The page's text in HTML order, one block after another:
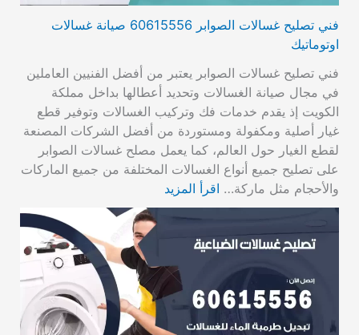
فني تصليح غسالات الصوابر 60615556 صيانة غسالات
اوتوماتيك
فني تصليح غسالات الصوابر يعتبر من أفضل الفنيين العاملين
في مجال صيانة الغسالات وتحديد أعطالها بداخل مملكة
الكويت إذ يقدم خدمات فك وتركيب الغسالات وتوفير قطع
غيار أصلية ومكفولة ومستوردة من أفضل الشركات المصنعة
لقطع الغيار حول العالم، كما يعمل مصلح غسالات الصوابر
على تصليح جميع أنواع الغسالات المختلفة من جميع الماركات
والأحجام مثل ماركة… اقرأ المزيد